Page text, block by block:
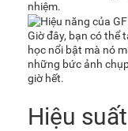
nhiệm.
Giờ đây, bạn có thể
học nổi bật mà nó
những bức ảnh
giờ hết.
Hiệu